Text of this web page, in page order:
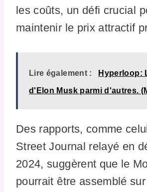
les coûts, un défi crucial
maintenir le prix attractif
Lire également : Hyperloop:
d'Elon Musk parmi d'autres.
Des rapports, comme
Street Journal relayé en
2024, suggèrent que le
pourrait être assemblé